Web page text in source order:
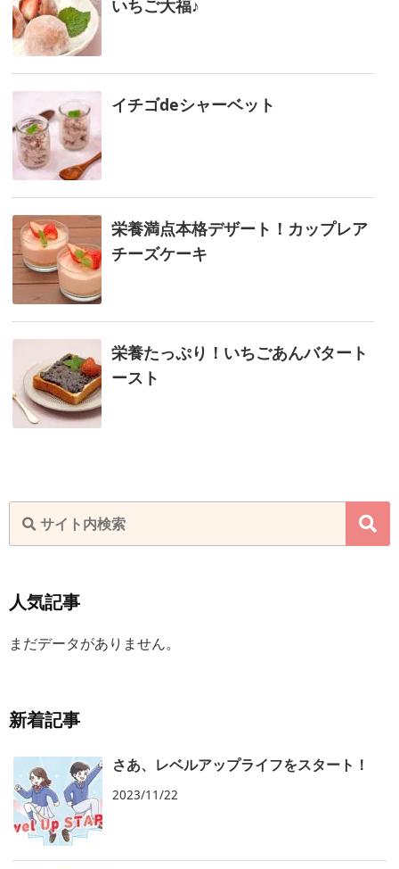
いちご大福♪
イチゴdeシャーベット
栄養満点本格デザート！カップレア
チーズケーキ
栄養たっぷり！いちごあんバタート
ースト
人気記事
まだデータがありません。
新着記事
さあ、レベルアップライフをスタート！
2023/11/22